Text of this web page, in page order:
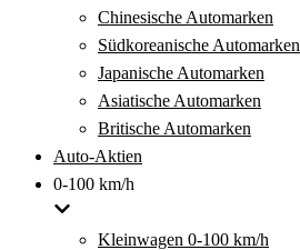
Chinesische Automarken
Südkoreanische Automarken
Japanische Automarken
Asiatische Automarken
Britische Automarken
Auto-Aktien
0-100 km/h
Kleinwagen 0-100 km/h